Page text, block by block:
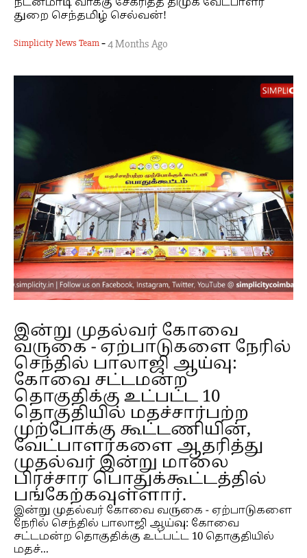
துறை செந்தமிழ் செல்வன்!
Simplicity News Team-4 Months Ago
இன்று முதல்வர் கோவை
வருகை - ஏற்பாடுகளை நேரில்
செந்தில் பாலாஜி ஆய்வு:
கோவை சட்டமன்ற
தொகுதிக்கு உட்பட்ட 10
தொகுதியில் மதச்சார்பற்ற
முற்போக்கு கூட்டணியின்,
வேட்பாளர்களை ஆதரித்து
முதல்வர் இன்று மாலை
பிரச்சார பொதுக்கூட்டத்தில்
பங்கேற்கவுள்ளார்.
இன்று முதல்வர் கோவை வருகை - ஏற்பாடுகளை
நேரில் செந்தில் பாலாஜி ஆய்வு: கோவை
சட்டமன்ற தொகுதிக்கு உட்பட்ட 10 தொகுதியில்
மதச்...